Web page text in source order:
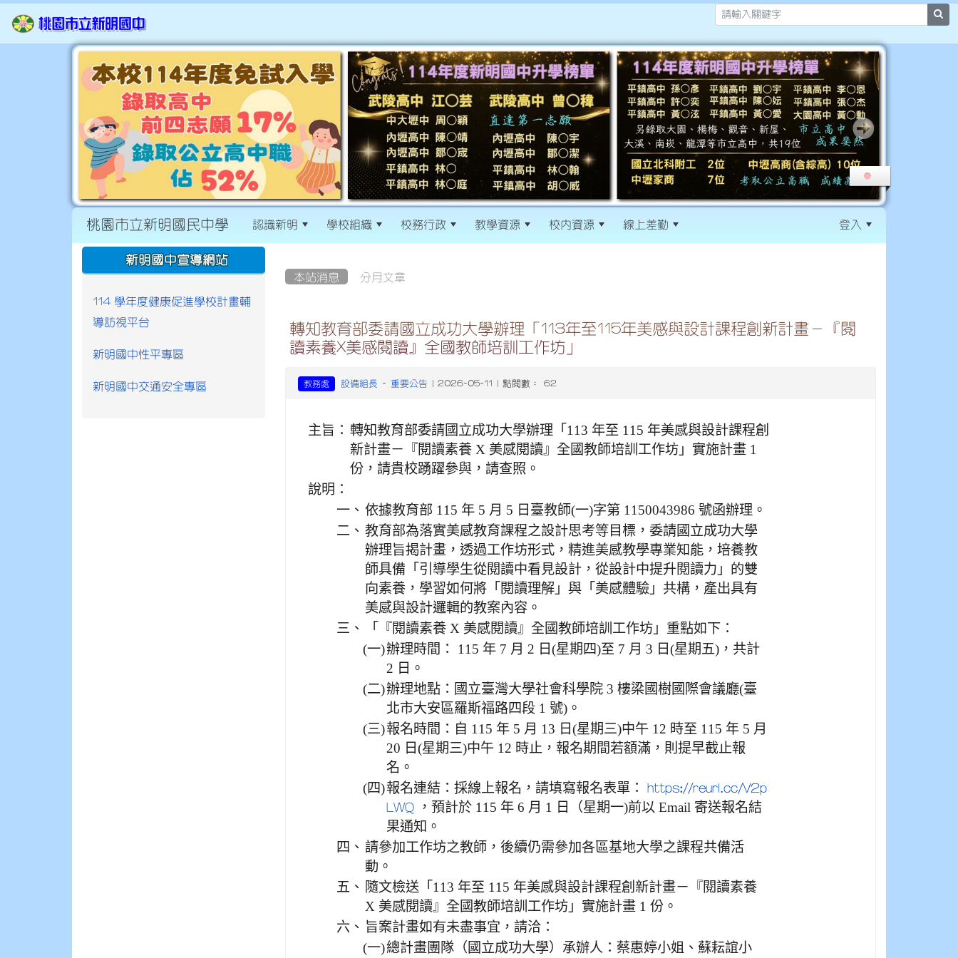
桃園市立新明國民中學 認識新明 學校組織 校務行政 教學資源 校內資源 線上差勤 登入
本站消息 分月文章
轉知教育部委請國立成功大學辦理「113年至115年美感與設計課程創新計畫－『閱
讀素養X美感閱讀』全國教師培訓工作坊」
教務處 設備組長 - 重要公告 | 2026-05-11 | 點閱數： 62
主旨： 轉知教育部委請國立成功大學辦理「113 年至 115 年美感與設計課程創
新計畫－『閱讀素養 X 美感閱讀』全國教師培訓工作坊」實施計畫 1
份，請貴校踴躍參與，請查照。
說明：
一、 依據教育部 115 年 5 月 5 日臺教師(一)字第 1150043986 號函辦理。
二、 教育部為落實美感教育課程之設計思考等目標，委請國立成功大學
辦理旨揭計畫，透過工作坊形式，精進美感教學專業知能，培養教
師具備「引導學生從閱讀中看見設計，從設計中提升閱讀力」的雙
向素養，學習如何將「閱讀理解」與「美感體驗」共構，產出具有
美感與設計邏輯的教案內容。
三、
「『閱讀素養 X 美感閱讀』全國教師培訓工作坊」重點如下：
(一)辦理時間： 115 年 7 月 2 日(星期四)至 7 月 3 日(星期五)，共計
2 日。
(二)辦理地點：國立臺灣大學社會科學院 3 樓梁國樹國際會議廳(臺
北市大安區羅斯福路四段 1 號)。
(三)報名時間：自 115 年 5 月 13 日(星期三)中午 12 時至 115 年 5 月
20 日(星期三)中午 12 時止，報名期間若額滿，則提早截止報
名。
(四)報名連結：採線上報名，請填寫報名表單：https://reurl.cc/V2p
LWQ ，預計於 115 年 6 月 1 日（星期一)前以 Email 寄送報名結
果通知。
四、 請參加工作坊之教師，後續仍需參加各區基地大學之課程共備活
動。
五、 隨文檢送「113 年至 115 年美感與設計課程創新計畫－『閱讀素養
X 美感閱讀』全國教師培訓工作坊」實施計畫 1 份。
六、 旨案計畫如有未盡事宜，請洽：
(一)總計畫團隊（國立成功大學）承辦人：蔡惠婷小姐、蘇耘誼小
:::
新明國中宣導網站
114 學年度健康促進學校計畫輔
導訪視平台
新明國中性平專區
新明國中交通安全專區